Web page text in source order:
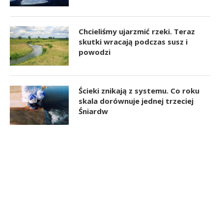
Chcieliśmy ujarzmić rzeki. Teraz
skutki wracają podczas susz i
powodzi
Ścieki znikają z systemu. Co roku
skala dorównuje jednej trzeciej
Śniardw